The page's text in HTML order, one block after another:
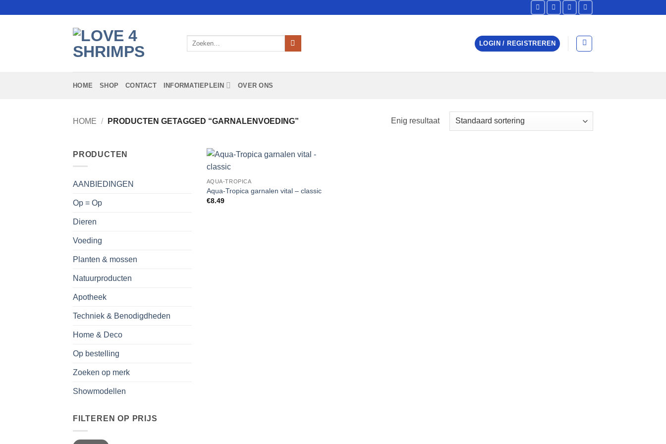
Zoeken
LOGIN / REGISTREREN
HOME SHOP CONTACT INFORMATIEPLEIN OVER ONS
HOME / PRODUCTEN GETAGGED “GARNALENVOEDING” Enig resultaat
PRODUCTEN
AANBIEDINGEN
Op = Op
Dieren
Voeding
Planten & mossen
Natuurproducten
Apotheek
Techniek & Benodigdheden
Home & Deco
Op bestelling
Zoeken op merk
Showmodellen
FILTEREN OP PRIJS
Min.
Max.
AQUA-TROPICA
Aqua-Tropica garnalen vital – classic
€8.49